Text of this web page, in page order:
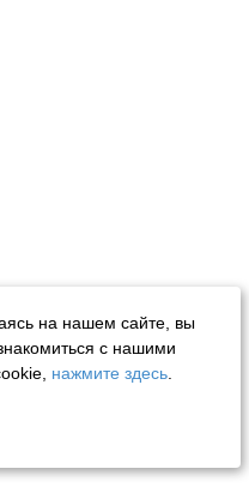
на нашем сайте, вы
с нашими
нажмите здесь